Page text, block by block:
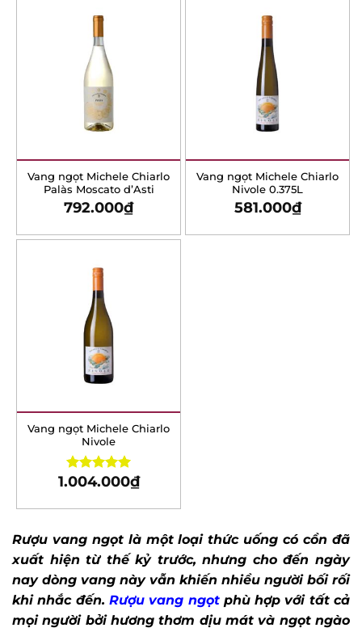
Rượu vang ngọt là một loại thức uống có cồn đã
xuất hiện từ thế kỷ trước, nhưng cho đến ngày
nay dòng vang này vẫn khiến nhiều người bối rối
khi nhắc đến. Rượu vang ngọtphù hợp với tất cả
mọi người bởi hương thơm dịu mát và ngọt ngào
Vang ngọt Michele Chiarlo
Palàs Moscato d’Asti
792.000₫
Vang ngọt Michele Chiarlo
Nivole 0.375L
581.000₫
Vang ngọt Michele Chiarlo
Nivole
Rated5.00
1.004.000₫